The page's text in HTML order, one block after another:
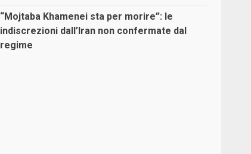
“Mojtaba Khamenei sta per morire”: le
indiscrezioni dall’Iran non confermate dal
regime